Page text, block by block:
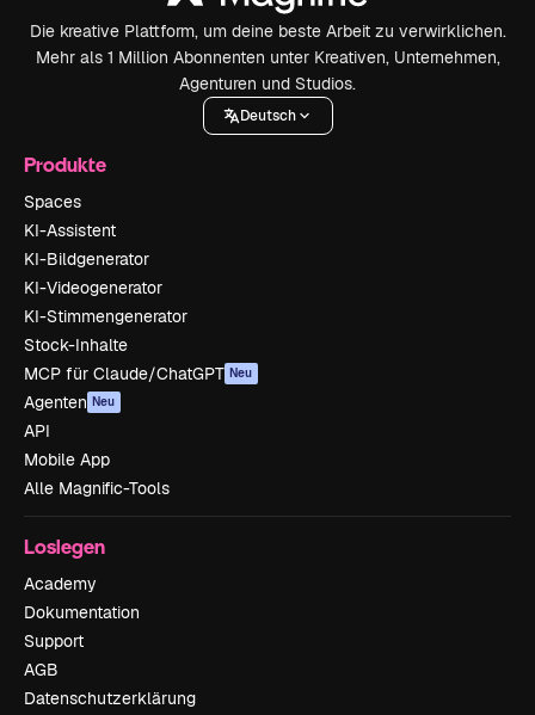
Die kreative Plattform, um deine beste Arbeit zu verwirklichen.
Mehr als 1 Million Abonnenten unter Kreativen, Unternehmen,
Agenturen und Studios.
Deutsch
Produkte
Spaces
KI-Assistent
KI-Bildgenerator
KI-Videogenerator
KI-Stimmengenerator
Stock-Inhalte
MCP für Claude/ChatGPT Neu
Agenten Neu
API
Mobile App
Alle Magnific-Tools
Loslegen
Academy
Dokumentation
Support
AGB
Datenschutzerklärung